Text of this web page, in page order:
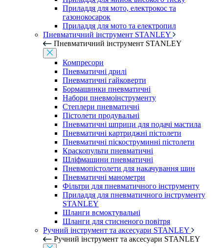
Приладдя для мото, електрокос та
газонокосарок
Приладдя для мото та електропил
Пневматичний інструмент STANLEY
Пневматичний інструмент STANLEY
Компресори
Пневматичні дрилі
Пневматичні гайковерти
Бормашинки пневматичні
Набори пневмоінструменту
Степлери пневматичні
Пістолети продувальні
Пневматичні шприци для подачі мастила
Пневматичні картриджні пістолети
Пневматичні піскоструминні пістолети
Краскопульти пневматичні
Шліфмашини пневматичні
Пневмопістолети для накачування шин
Пневматичні манометри
Фільтри для пневматичного інструменту
Приладдя для пневматичного інструменту
STANLEY
Шланги всмоктувальні
Шланги для стисненого повітря
Ручний інструмент та аксесуари STANLEY
Ручний інструмент та аксесуари STANLEY